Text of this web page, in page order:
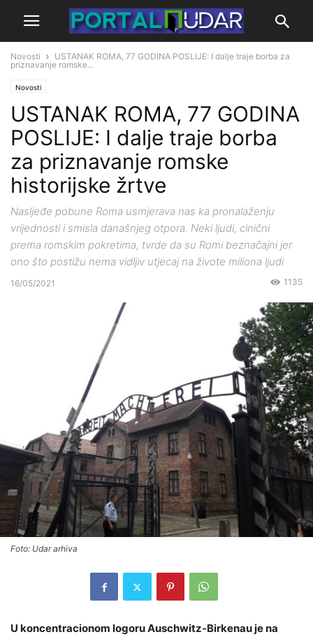
Novosti
USTANAK ROMA, 77 GODINA POSLIJE: I dalje traje borba za
priznavanje romske...
Novosti
USTANAK ROMA, 77 GODINA
POSLIJE: I dalje traje borba
za priznavanje romske
historijske žrtve
Nasljeđe pobune Roma usmjerava nas ka pronalaženju
vrijednosti i smisla današnjeg otpora. Neki ljudi, cinični
prema romskim pokretima, tvrde da su Romi beznačajni jer
ono što postižu nema vidljiv utjecaj na živote miliona ljudi
16/05/2021 1135
Foto: Udar arhiva
U koncentracionom logoru Auschwitz-Birkenau je na